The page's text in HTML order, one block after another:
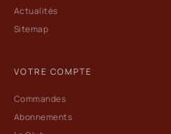
Actualités
Sitemap
VOTRE COMPTE
Commandes
Abonnements